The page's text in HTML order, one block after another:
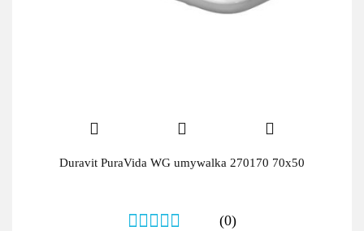
Duravit PuraVida WG umywalka 270170 70x50
(0)